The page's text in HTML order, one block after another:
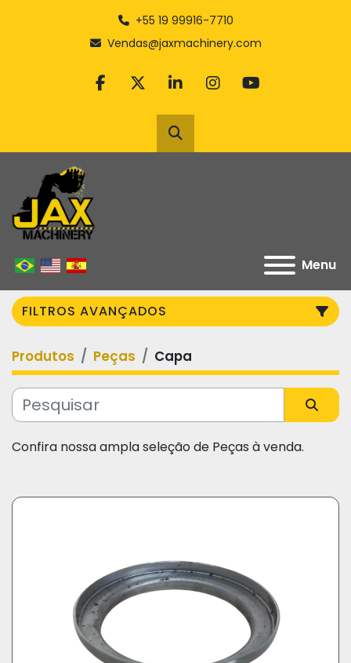
+55 19 99916-7710
Vendas@jaxmachinery.com
facebook
twitterlinkedininstagram
youtube
Pesquisar
Menu
FILTROS AVANÇADOS
Categoria
Fabricante
Produtos Peças Capa
Confira nossa ampla seleção de Peças à venda.